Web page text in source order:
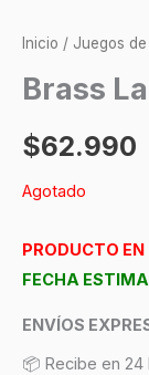
Inicio / Juegos de
Brass
$62.990
Agotado
PRODUCTO
FECHA
ENVÍOS
📦 Recibe en 24